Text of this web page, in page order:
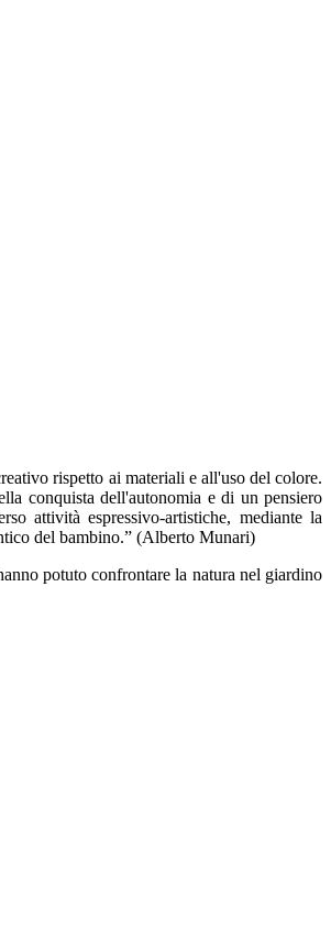
rispetto ai materiali e all'uso del colore.
conquista dell'autonomia e di un pensiero
attività espressivo-artistiche, mediante la
del bambino.” (Alberto Munari)
potuto confrontare la natura nel giardino